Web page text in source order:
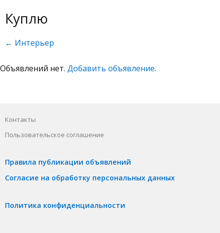
Куплю
← Интерьер
Объявлений нет. Добавить объявление.
Контакты
Пользовательское соглашение
Правила публикации объявлений
Согласие на обработку персональных данных
Политика конфиденциальности